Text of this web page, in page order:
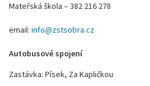
Mateřská škola – 382 216 278
email: info@zstsobra.cz
Autobusové spojení
Zastávka: Písek, Za Kapličkou